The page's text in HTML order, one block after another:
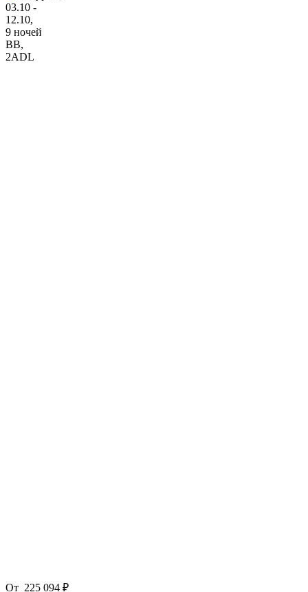
03.10 -
12.10,
9 ночей
BB,
2ADL
От 225 094 ₽